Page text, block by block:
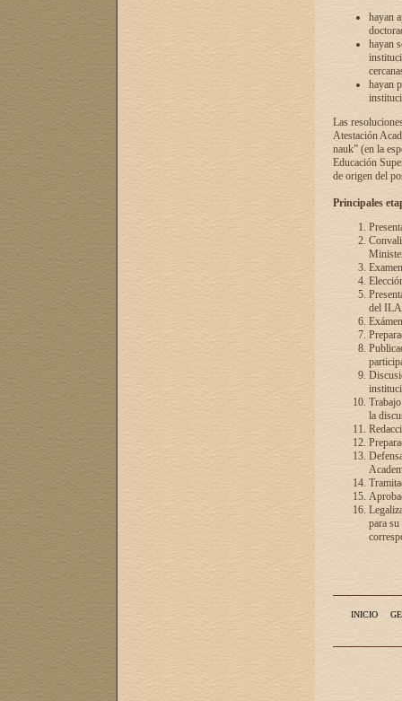
hayan
hayan
hayan
Las
Atestación
nauk” (en la
Educación
de origen del
Principales
del
la
para
INICIO